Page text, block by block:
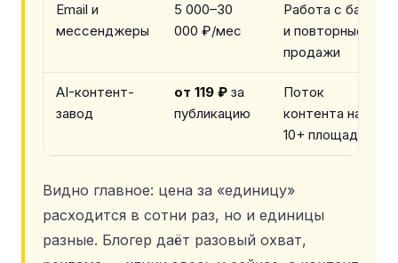
Email и
мессенджеры
5 000–30
000 ₽/мес
Работа с базой
и повторные
продажи
AI-контент-
завод
от 119 ₽ за
публикацию
Поток
контента на
10+ площадок
Видно главное: цена за «единицу»
расходится в сотни раз, но и единицы
разные. Блогер даёт разовый охват,